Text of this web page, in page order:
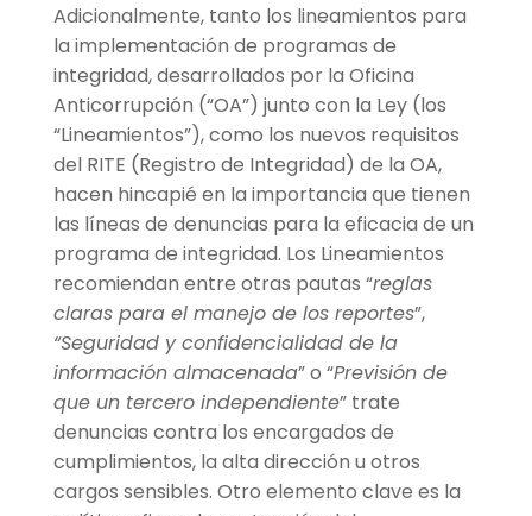
Adicionalmente, tanto los lineamientos para
la implementación de programas de
integridad, desarrollados por la Oficina
Anticorrupción (“OA”) junto con la Ley (los
“Lineamientos”), como los nuevos requisitos
del RITE (Registro de Integridad) de la OA,
hacen hincapié en la importancia que tienen
las líneas de denuncias para la eficacia de un
programa de integridad. Los Lineamientos
recomiendan entre otras pautas “reglas
claras para el manejo de los reportes”,
“Seguridad y confidencialidad de la
información almacenada” o “Previsión de
que un tercero independiente” trate
denuncias contra los encargados de
cumplimientos, la alta dirección u otros
cargos sensibles. Otro elemento clave es la